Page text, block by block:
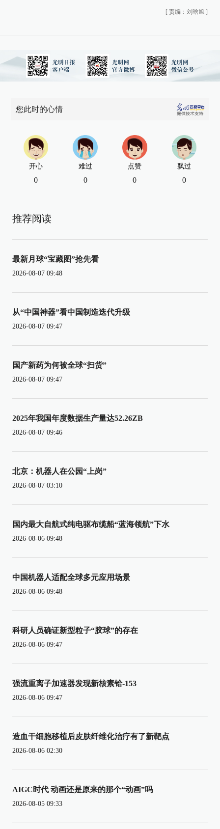
[ 责编：刘晗旭 ]
您此时的心情
开心
0
难过
0
点赞
0
飘过
0
推荐阅读
最新月球“宝藏图”抢先看
2026-08-07 09:48
从“中国神器”看中国制造迭代升级
2026-08-07 09:47
国产新药为何被全球“扫货”
2026-08-07 09:47
2025年我国年度数据生产量达52.26ZB
2026-08-07 09:46
北京：机器人在公园“上岗”
2026-08-07 03:10
国内最大自航式纯电驱布缆船“蓝海领航”下水
2026-08-06 09:48
中国机器人适配全球多元应用场景
2026-08-06 09:48
科研人员确证新型粒子“胶球”的存在
2026-08-06 09:47
强流重离子加速器发现新核素铪-153
2026-08-06 09:47
造血干细胞移植后皮肤纤维化治疗有了新靶点
2026-08-06 02:30
AIGC时代 动画还是原来的那个“动画”吗
2026-08-05 09:33